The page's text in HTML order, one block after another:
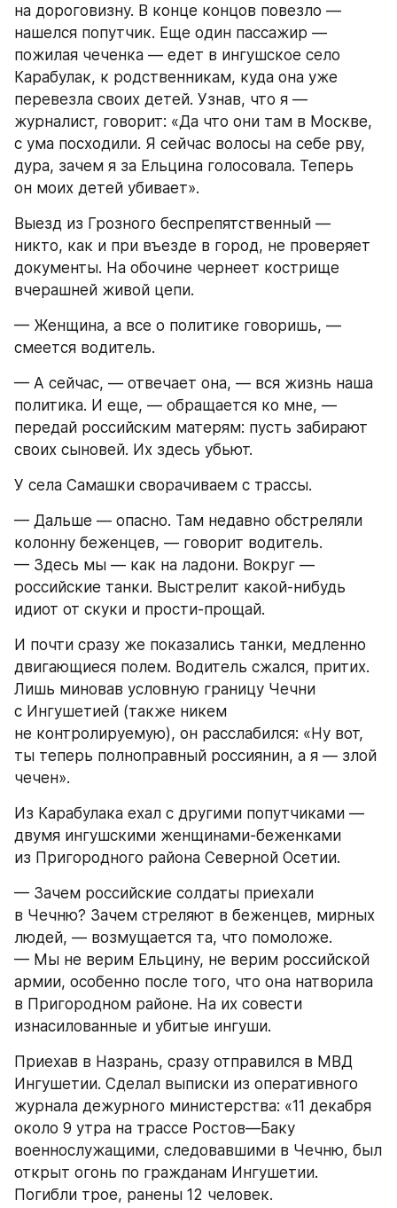
на дороговизну. В конце концов повезло —
нашелся попутчик. Еще один пассажир —
пожилая чеченка — едет в ингушское село
Карабулак, к родственникам, куда она уже
перевезла своих детей. Узнав, что я —
журналист, говорит: «Да что они там в Москве,
с ума посходили. Я сейчас волосы на себе рву,
дура, зачем я за Ельцина голосовала. Теперь
он моих детей убивает».
Выезд из Грозного беспрепятственный —
никто, как и при въезде в город, не проверяет
документы. На обочине чернеет кострище
вчерашней живой цепи.
— Женщина, а все о политике говоришь, —
смеется водитель.
— А сейчас, — отвечает она, — вся жизнь наша
политика. И еще, — обращается ко мне, —
передай российским матерям: пусть забирают
своих сыновей. Их здесь убьют.
У села Самашки сворачиваем с трассы.
— Дальше — опасно. Там недавно обстреляли
колонну беженцев, — говорит водитель.
— Здесь мы — как на ладони. Вокруг —
российские танки. Выстрелит какой-нибудь
идиот от скуки и прости-прощай.
И почти сразу же показались танки, медленно
двигающиеся полем. Водитель сжался, притих.
Лишь миновав условную границу Чечни
с Ингушетией (также никем
не контролируемую), он расслабился: «Ну вот,
ты теперь полноправный россиянин, а я — злой
чечен».
Из Карабулака ехал с другими попутчиками —
двумя ингушскими женщинами-беженками
из Пригородного района Северной Осетии.
— Зачем российские солдаты приехали
в Чечню? Зачем стреляют в беженцев, мирных
людей, — возмущается та, что помоложе.
— Мы не верим Ельцину, не верим российской
армии, особенно после того, что она натворила
в Пригородном районе. На их совести
изнасилованные и убитые ингуши.
Приехав в Назрань, сразу отправился в МВД
Ингушетии. Сделал выписки из оперативного
журнала дежурного министерства: «11 декабря
около 9 утра на трассе Ростов—Баку
военнослужащими, следовавшими в Чечню, был
открыт огонь по гражданам Ингушетии.
Погибли трое, ранены 12 человек.